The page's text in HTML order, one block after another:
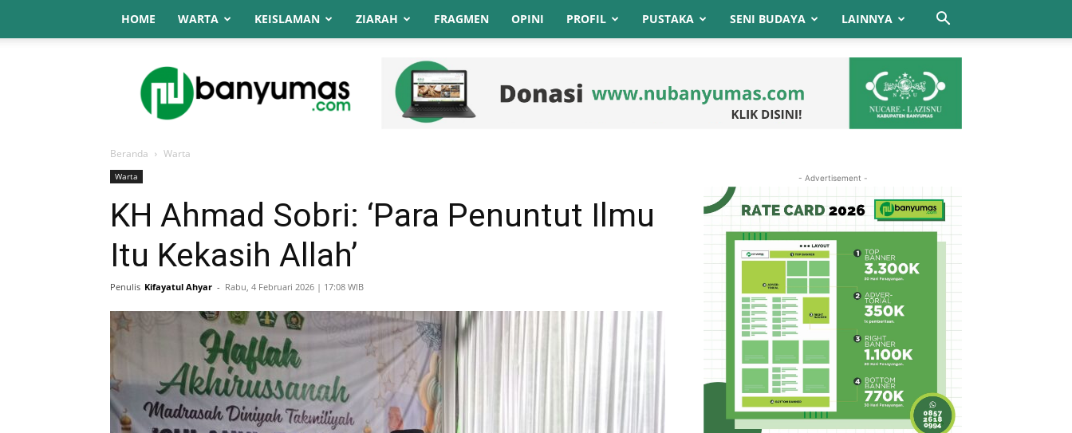
HOME WARTA KEISLAMAN ZIARAH FRAGMEN OPINI PROFIL PUSTAKA SENI BUDAYA LAINNYA
NU
Online
Banyumas
Beranda Warta
Warta
KH Ahmad Sobri: ‘Para Penuntut Ilmu
Itu Kekasih Allah’
Penulis Kifayatul Ahyar - Rabu, 4 Februari 2026 | 17:08 WIB
- Advertisement -